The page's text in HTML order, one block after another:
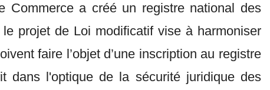
Commerce a créé un registre national des
projet de Loi modificatif vise à harmoniser
faire l’objet d’une inscription au registre
dans l'optique de la sécurité juridique des